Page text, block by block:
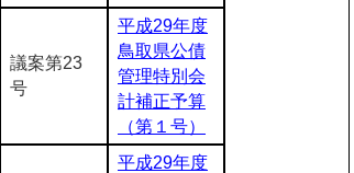
議案第23
号
平成29年度
鳥取県公債
管理特別会
計補正予算
（第１号）
平成29年度